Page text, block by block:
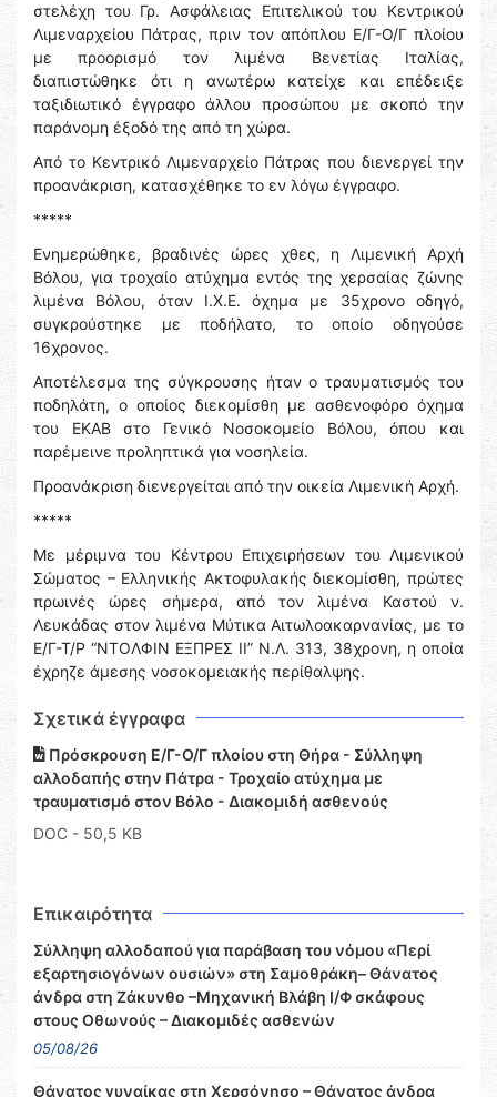
στελέχη του Γρ. Ασφάλειας Επιτελικού του Κεντρικού
Λιμεναρχείου Πάτρας, πριν τον απόπλου Ε/Γ-Ο/Γ πλοίου
με προορισμό τον λιμένα Βενετίας Ιταλίας,
διαπιστώθηκε ότι η ανωτέρω κατείχε και επέδειξε
ταξιδιωτικό έγγραφο άλλου προσώπου με σκοπό την
παράνομη έξοδό της από τη χώρα.
Από το Κεντρικό Λιμεναρχείο Πάτρας που διενεργεί την
προανάκριση, κατασχέθηκε το εν λόγω έγγραφο.
*****
Ενημερώθηκε, βραδινές ώρες χθες, η Λιμενική Αρχή
Βόλου, για τροχαίο ατύχημα εντός της χερσαίας ζώνης
λιμένα Βόλου, όταν Ι.Χ.Ε. όχημα με 35χρονο οδηγό,
συγκρούστηκε με ποδήλατο, το οποίο οδηγούσε
16χρονος.
Αποτέλεσμα της σύγκρουσης ήταν ο τραυματισμός του
ποδηλάτη, ο οποίος διεκομίσθη με ασθενοφόρο όχημα
του ΕΚΑΒ στο Γενικό Νοσοκομείο Βόλου, όπου και
παρέμεινε προληπτικά για νοσηλεία.
Προανάκριση διενεργείται από την οικεία Λιμενική Αρχή.
*****
Με μέριμνα του Κέντρου Επιχειρήσεων του Λιμενικού
Σώματος – Ελληνικής Ακτοφυλακής διεκομίσθη, πρώτες
πρωινές ώρες σήμερα, από τον λιμένα Καστού ν.
Λευκάδας στον λιμένα Μύτικα Αιτωλοακαρνανίας, με το
Ε/Γ-Τ/Ρ “ΝΤΟΛΦΙΝ ΕΞΠΡΕΣ ΙΙ” Ν.Λ. 313, 38χρονη, η οποία
έχρηζε άμεσης νοσοκομειακής περίθαλψης.
Σχετικά έγγραφα
Πρόσκρουση Ε/Γ-Ο/Γ πλοίου στη Θήρα - Σύλληψη
αλλοδαπής στην Πάτρα - Τροχαίο ατύχημα με
τραυματισμό στον Βόλο - Διακομιδή ασθενούς
DOC - 50,5 KB
Επικαιρότητα
Σύλληψη αλλοδαπού για παράβαση του νόμου «Περί
εξαρτησιογόνων ουσιών» στη Σαμοθράκη– Θάνατος
άνδρα στη Ζάκυνθο –Μηχανική Βλάβη Ι/Φ σκάφους
στους Οθωνούς – Διακομιδές ασθενών
05/08/26
Θάνατος γυναίκας στη Χερσόνησο – Θάνατος άνδρα